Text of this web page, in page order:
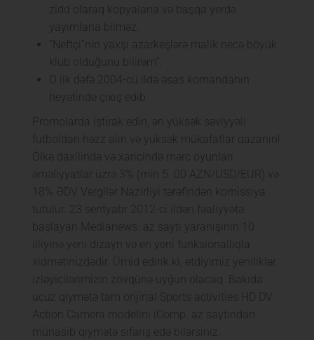
zidd olaraq kopyalana və başqa yerdə
yayımlana bilməz.
“Neftçi”nin yaxşı azarkeşlərə malik necə böyük
klub olduğunu bilirəm”.
O ilk dəfə 2004-cü ildə əsas komandanın
heyətində çıxış edib.
Promolarda iştirak edin, ən yüksək səviyyəli
futboldan həzz alın və yüksək mükafatlar qazanın!
Ölkə daxilində və xaricində mərc oyunları
əməliyyatlar üzrə 3% (min 5. 00 AZN/USD/EUR) və
18% ƏDV Vergilər Nazirliyi tərəfindən komissiya
tutulur. 23 sentyabr 2012-ci ildən fəaliyyətə
başlayan Medianews. az saytı yaranışının 10
illiyinə yeni dizayn və en yeni funksionallıqla
xidmətinizdədir. Ümid edirik ki, etdiyimiz yeniliklər
izləyicilərimizin zövqünə uyğun olacaq. Bakıda
ucuz qiymətə tam orijinal Sports activities HD DV
Action Camera modelini iComp. az saytından
münasib qiymətə sifariş edə bilərsiniz.